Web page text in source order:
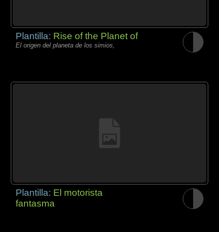
Plantilla: Rise of the Planet of
El origen del planeta de los simios,
Plantilla: El motorista
fantasma